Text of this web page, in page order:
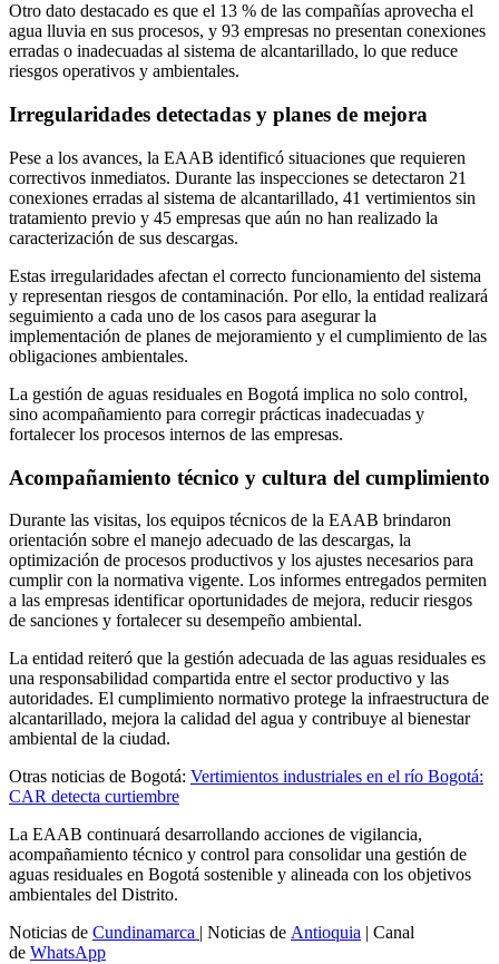
Otro dato destacado es que el 13 % de las compañías aprovecha el
agua lluvia en sus procesos, y 93 empresas no presentan conexiones
erradas o inadecuadas al sistema de alcantarillado, lo que reduce
riesgos operativos y ambientales.
Irregularidades detectadas y planes de mejora
Pese a los avances, la EAAB identificó situaciones que requieren
correctivos inmediatos. Durante las inspecciones se detectaron 21
conexiones erradas al sistema de alcantarillado, 41 vertimientos sin
tratamiento previo y 45 empresas que aún no han realizado la
caracterización de sus descargas.
Estas irregularidades afectan el correcto funcionamiento del sistema
y representan riesgos de contaminación. Por ello, la entidad realizará
seguimiento a cada uno de los casos para asegurar la
implementación de planes de mejoramiento y el cumplimiento de las
obligaciones ambientales.
La gestión de aguas residuales en Bogotá implica no solo control,
sino acompañamiento para corregir prácticas inadecuadas y
fortalecer los procesos internos de las empresas.
Acompañamiento técnico y cultura del cumplimiento
Durante las visitas, los equipos técnicos de la EAAB brindaron
orientación sobre el manejo adecuado de las descargas, la
optimización de procesos productivos y los ajustes necesarios para
cumplir con la normativa vigente. Los informes entregados permiten
a las empresas identificar oportunidades de mejora, reducir riesgos
de sanciones y fortalecer su desempeño ambiental.
La entidad reiteró que la gestión adecuada de las aguas residuales es
una responsabilidad compartida entre el sector productivo y las
autoridades. El cumplimiento normativo protege la infraestructura de
alcantarillado, mejora la calidad del agua y contribuye al bienestar
ambiental de la ciudad.
Otras noticias de Bogotá: Vertimientos industriales en el río Bogotá:
CAR detecta curtiembre
La EAAB continuará desarrollando acciones de vigilancia,
acompañamiento técnico y control para consolidar una gestión de
aguas residuales en Bogotá sostenible y alineada con los objetivos
ambientales del Distrito.
Noticias de Cundinamarca | Noticias de Antioquia | Canal
de WhatsApp